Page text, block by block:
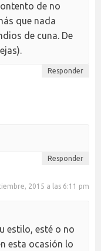
de no
que nada
de cuna. De
Responder
Responder
2015 a las 6:11 pm
estilo, esté o no
esta ocasión lo